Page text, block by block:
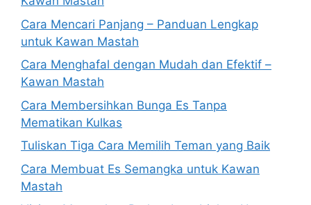
Cara Mencari Panjang – Panduan Lengkap
untuk Kawan Mastah
Cara Menghafal dengan Mudah dan Efektif –
Kawan Mastah
Cara Membersihkan Bunga Es Tanpa
Mematikan Kulkas
Tuliskan Tiga Cara Memilih Teman yang Baik
Cara Membuat Es Semangka untuk Kawan
Mastah